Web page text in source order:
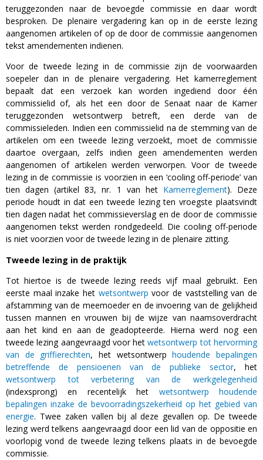
teruggezonden naar de bevoegde commissie en daar wordt
besproken. De plenaire vergadering kan op in de eerste lezing
aangenomen artikelen of op de door de commissie aangenomen
tekst amendementen indienen.
Voor de tweede lezing in de commissie zijn de voorwaarden
soepeler dan in de plenaire vergadering. Het kamerreglement
bepaalt dat een verzoek kan worden ingediend door één
commissielid of, als het een door de Senaat naar de Kamer
teruggezonden wetsontwerp betreft, een derde van de
commissieleden. Indien een commissielid na de stemming van de
artikelen om een tweede lezing verzoekt, moet de commissie
daartoe overgaan, zelfs indien geen amendementen werden
aangenomen of artikelen werden verworpen. Voor de tweede
lezing in de commissie is voorzien in een ‘cooling off-periode’ van
tien dagen (artikel 83, nr. 1 van het Kamerreglement). Deze
periode houdt in dat een tweede lezing ten vroegste plaatsvindt
tien dagen nadat het commissieverslag en de door de commissie
aangenomen tekst werden rondgedeeld. Die cooling off-periode
is niet voorzien voor de tweede lezing in de plenaire zitting.
Tweede lezing in de praktijk
Tot hiertoe is de tweede lezing reeds vijf maal gebruikt. Een
eerste maal inzake het wetsontwerp voor de vaststelling van de
afstamming van de meemoeder en de invoering van de gelijkheid
tussen mannen en vrouwen bij de wijze van naamsoverdracht
aan het kind en aan de geadopteerde. Hierna werd nog een
tweede lezing aangevraagd voor hetwetsontwerp tot hervorming
van de griffierechten, het wetsontwerphoudende bepalingen
betreffende de pensioenen van de publieke sector, het
wetsontwerp tot verbetering van de werkgelegenheid
(indexsprong) en recentelijk het wetsontwerp houdende
bepalingen inzake de bevoorradingszekerheid op het gebied van
energie. Twee zaken vallen bij al deze gevallen op. De tweede
lezing werd telkens aangevraagd door een lid van de oppositie en
voorlopig vond de tweede lezing telkens plaats in de bevoegde
commissie.